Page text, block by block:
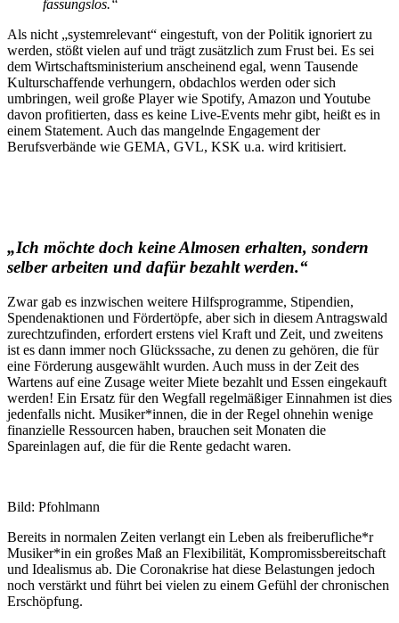
fassungslos.“
Als nicht „systemrelevant“ eingestuft, von der Politik ignoriert zu
werden, stößt vielen auf und trägt zusätzlich zum Frust bei. Es sei
dem Wirtschaftsministerium anscheinend egal, wenn Tausende
Kulturschaffende verhungern, obdachlos werden oder sich
umbringen, weil große Player wie Spotify, Amazon und Youtube
davon profitierten, dass es keine Live-Events mehr gibt, heißt es in
einem Statement. Auch das mangelnde Engagement der
Berufsverbände wie GEMA, GVL, KSK u.a. wird kritisiert.
„Ich möchte doch keine Almosen erhalten, sondern
selber arbeiten und dafür bezahlt werden.“
Zwar gab es inzwischen weitere Hilfsprogramme, Stipendien,
Spendenaktionen und Fördertöpfe, aber sich in diesem Antragswald
zurechtzufinden, erfordert erstens viel Kraft und Zeit, und zweitens
ist es dann immer noch Glückssache, zu denen zu gehören, die für
eine Förderung ausgewählt wurden. Auch muss in der Zeit des
Wartens auf eine Zusage weiter Miete bezahlt und Essen eingekauft
werden! Ein Ersatz für den Wegfall regelmäßiger Einnahmen ist dies
jedenfalls nicht. Musiker*innen, die in der Regel ohnehin wenige
finanzielle Ressourcen haben, brauchen seit Monaten die
Spareinlagen auf, die für die Rente gedacht waren.
Bild: Pfohlmann
Bereits in normalen Zeiten verlangt ein Leben als freiberufliche*r
Musiker*in ein großes Maß an Flexibilität, Kompromissbereitschaft
und Idealismus ab. Die Coronakrise hat diese Belastungen jedoch
noch verstärkt und führt bei vielen zu einem Gefühl der chronischen
Erschöpfung.